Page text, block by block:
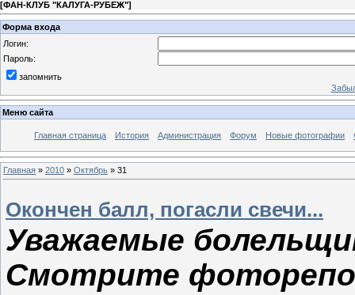
[ФАН-КЛУБ "КАЛУГА-РУБЕЖ"]
Форма входа
Логин:
Пароль:
запомнить
Меню сайта
Главная страница История Администрация Форум Новые фотографии
Главная » 2010 » Октябрь » 31
Окончен балл, погасли свечи...
Уважаемые
Смотрите